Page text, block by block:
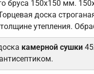
бруса 150х150 мм.
доска
утепления.
камерной сушки